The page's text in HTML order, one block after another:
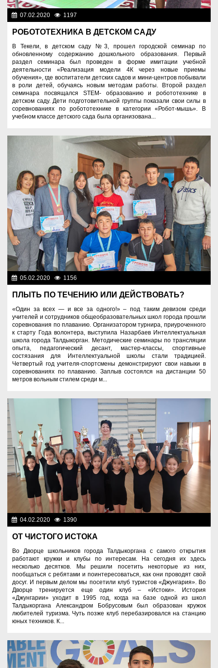
07.02.2020 1197
РОБОТОТЕХНИКА В ДЕТСКОМ САДУ
В Текели, в детском саду №3, прошел городской семинар по
обновленному содержанию дошкольного образования. Первый
раздел семинара был проведен в форме имитации учебной
деятельности «Реализация модели 4К через новые приемы
обучения», где воспитатели детских садов и мини-центров побывали
в роли детей, обучаясь новым методам работы. Второй раздел
семинара посвящался STEM- образованию и робототехнике в
детском саду. Дети подготовительной группы показали свои силы в
соревнованиях по робототехнике в категории «Робот-мышь». В
учебном классе детского сада была организована...
05.02.2020 1156
ПЛЫТЬ ПО ТЕЧЕНИЮ ИЛИ ДЕЙСТВОВАТЬ?
«Один за всех — и все за одного!» – под таким девизом среди
учителей и сотрудников общеобразовательных школ города прошли
соревнования по плаванию. Организатором турнира, приуроченного
к старту Года волонтера, выступила Назарбаев Интеллектуальная
школа города Талдыкорган. Методические семинары по трансляции
опыта, педагогический десант, мастер-классы, спортивные
состязания для Интеллектуальной школы стали традицией.
Четвертый год учителя-спортсмены демонстрируют свои навыки в
соревнованиях по плаванию. Заплыв состоялся на дистанции 50
метров вольным стилем среди м...
04.02.2020 1390
ОТ ЧИСТОГО ИСТОКА
Во Дворце школьников города Талдыкоргана с самого открытия
работают кружки и клубы по интересам. На сегодня их здесь
несколько десятков. Мы решили посетить некоторые из них,
пообщаться с ребятами и поинтересоваться, как они проводят свой
досуг. И первым делом мы посетили клуб туристов «Джунгария». Во
Дворце тренируется еще один клуб – «Истоки». История
«Джунгарии» уходит в 1995 год, когда на базе одной из школ
Талдыкоргана Александром Бобрусовым был образован кружок
любителей туризма. Чуть позже клуб перебазировался на станцию
юных техников. К...